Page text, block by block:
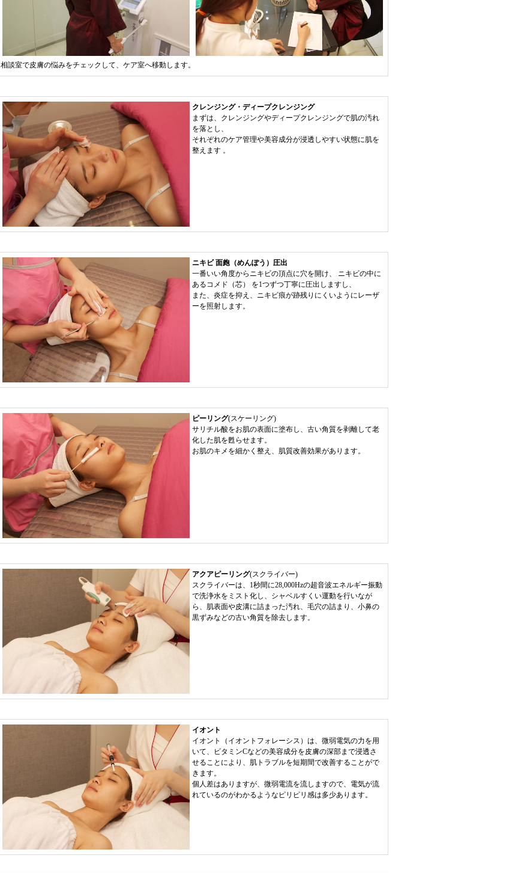
相談室で皮膚の悩みをチェックして、ケア室へ移動します。
クレンジング・ディープクレンジング
まずは、クレンジングやディープクレンジングで肌の汚れ
を落とし、
それぞれのケア管理や美容成分が浸透しやすい状態に肌を
整えます 。
ニキビ 面皰（めんぽう）圧出
一番いい角度からニキビの頂点に穴を開け、 ニキビの中に
あるコメド（芯） を1つずつ丁寧に圧出しますし、
また、炎症を抑え、ニキビ痕が跡残りにくいようにレーザ
ーを照射します。
ピーリング(スケーリング)
サリチル酸をお肌の表面に塗布し、古い角質を剥離して老
化した肌を甦らせます。
お肌のキメを細かく整え、肌質改善効果があります。
アクアピーリング(スクライバー)
スクライバーは、1秒間に28,000Hzの超音波エネルギー振動
で洗浄水をミスト化し、シャベルすくい運動を行いなが
ら、肌表面や皮溝に詰まった汚れ、毛穴の詰まり、小鼻の
黒ずみなどの古い角質を除去します。
イオント
イオント（イオントフォレーシス）は、微弱電気の力を用
いて、ビタミンCなどの美容成分を皮膚の深部まで浸透さ
せることにより、肌トラブルを短期間で改善することがで
きます。
個人差はありますが、微弱電流を流しますので、電気が流
れているのがわかるようなピリピリ感は多少あります。